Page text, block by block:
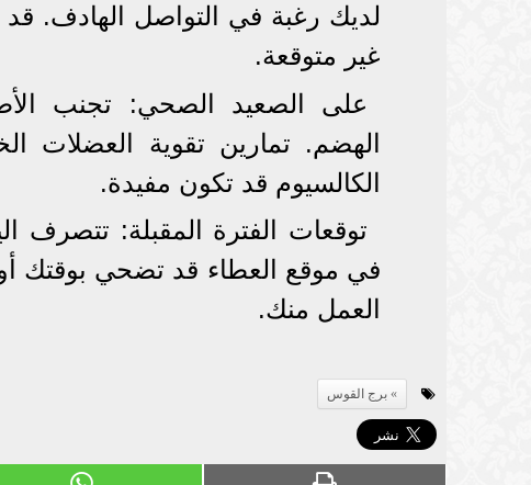
لديك رغبة في التواصل الهادف.
غير متوقعة.
على الصعيد الصحي: تجنب
الهضم. تمارين تقوية العضلات
الكالسيوم قد تكون مفيدة.
توقعات الفترة المقبلة: تتصرف
في موقع العطاء قد تضحي بوقتك
العمل منك.
برج القوس